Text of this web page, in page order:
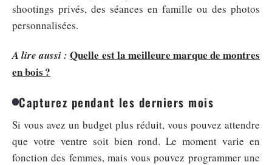
shootings privés, des séances en famille ou des photos
personnalisées.
A lire aussi : Quelle est la meilleure marque de montres
en bois ?
Capturez pendant les derniers mois
Si vous avez un budget plus réduit, vous pouvez attendre
que votre ventre soit bien rond. Le moment varie en
fonction des femmes, mais vous pouvez programmer une